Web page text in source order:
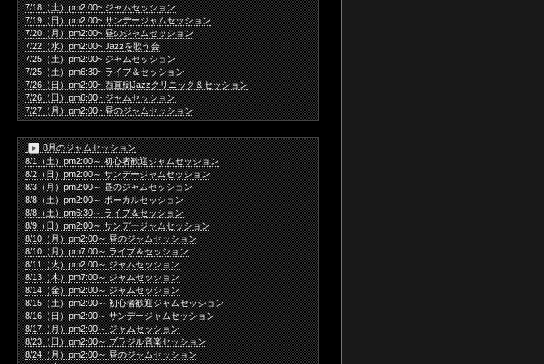
7/18（土）pm2:00~ ジャムセッション
7/19（日）pm2:00~ サンデージャムセッション
7/20（月）pm2:00~ 昼のジャムセッション
7/22（水）pm2:00~ Jazzを歌う会
7/25（土）pm2:00~ ジャムセッション
7/25（土）pm6:30~ ライブ＆セッション
7/26（日）pm2:00~ 西直樹Jazzクリニック＆セッション
7/26（日）pm6:00~ ジャムセッション
7/27（月）pm2:00~ 昼のジャムセッション
8月のジャムセッション
8/1（土）pm2:00～ 初心者歓迎ジャムセッション
8/2（日）pm2:00～ サンデージャムセッション
8/3（月）pm2:00～ 昼のジャムセッション
8/8（土）pm2:00～ ボーカルセッション
8/8（土）pm6:30～ ライブ＆セッション
8/9（日）pm2:00～ サンデージャムセッション
8/10（月）pm2:00～ 昼のジャムセッション
8/10（月）pm7:00～ ライブ＆セッション
8/11（火）pm2:00～ ジャムセッション
8/13（木）pm7:00～ ジャムセッション
8/14（金）pm2:00～ ジャムセッション
8/15（土）pm2:00～ 初心者歓迎ジャムセッション
8/16（日）pm2:00～ サンデージャムセッション
8/17（月）pm2:00～ ジャムセッション
8/23（日）pm2:00～ ブラジル音楽セッション
8/24（月）pm2:00～ 昼のジャムセッション